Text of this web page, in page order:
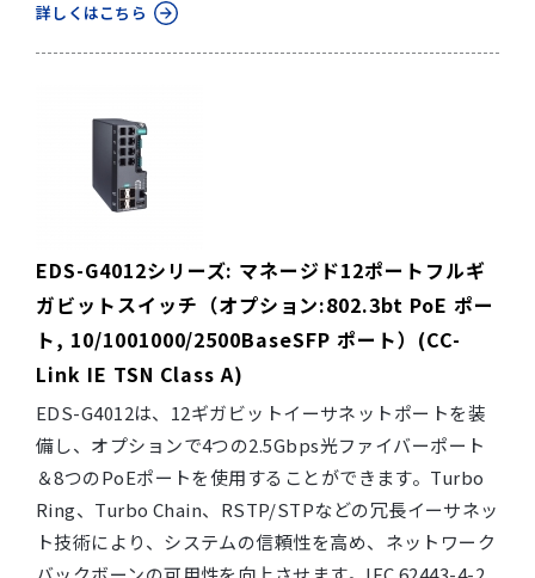
詳しくはこちら
EDS-G4012シリーズ: マネージド12ポートフルギ
ガビットスイッチ（オプション:802.3bt PoE ポー
ト, 10/1001000/2500BaseSFP ポート）(CC-
Link IE TSN Class A)
EDS-G4012は、12ギガビットイーサネットポートを装
備し、オプションで4つの2.5Gbps光ファイバーポート
＆8つのPoEポートを使用することができます。Turbo
Ring、Turbo Chain、RSTP/STPなどの冗長イーサネッ
ト技術により、システムの信頼性を高め、ネットワーク